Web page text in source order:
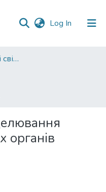
Log In (current)
Патенти та авторські свідоцтва
органів